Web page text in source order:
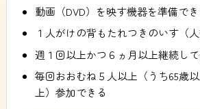
動画（DVD）を映す機器を準備でき
１人がけの背もたれつきのいす（
週１回以上かつ６ヵ月以上継続し
毎回おおむね５人以上（うち65歳
上）参加できる